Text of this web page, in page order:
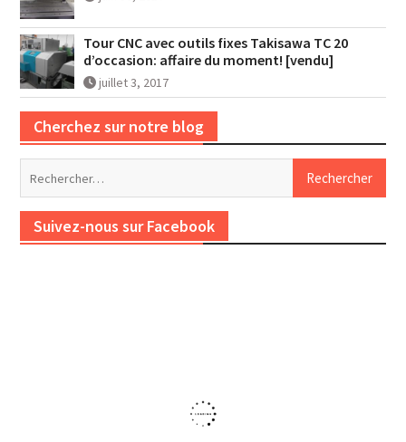
Tour CNC avec outils fixes Takisawa TC 20
d’occasion: affaire du moment! [vendu]
juillet 3, 2017
Cherchez sur notre blog
Suivez-nous sur Facebook